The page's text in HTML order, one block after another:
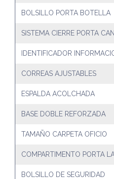
BOLSILLO PORTA BOTELLA
SISTEMA CIERRE PORTA
IDENTIFICADOR
CORREAS AJUSTABLES
ESPALDA ACOLCHADA
BASE DOBLE REFORZADA
TAMAÑO CARPETA OFICIO
COMPARTIMENTO PORTA
BOLSILLO DE SEGURIDAD